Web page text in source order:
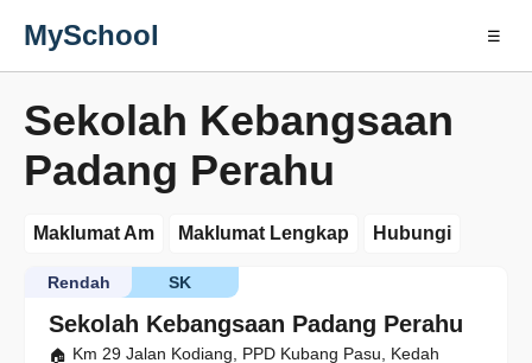
MySchool ☰
Sekolah Kebangsaan
Padang Perahu
Maklumat Am Maklumat Lengkap Hubungi
Sekolah Kebangsaan Padang Perahu
SK
Rendah
Km 29 Jalan Kodiang, PPD Kubang Pasu, Kedah